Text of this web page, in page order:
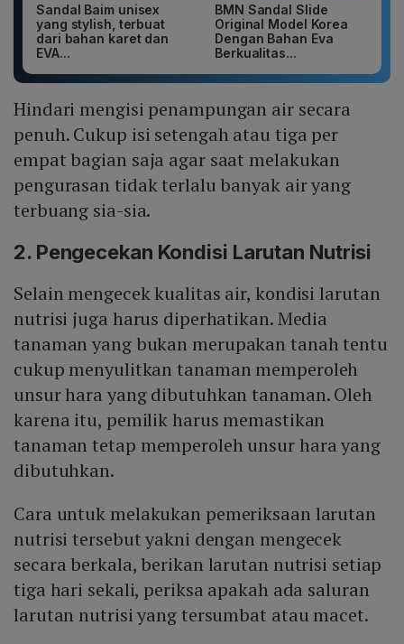
Sandal Baim unisex
yang stylish, terbuat
dari bahan karet dan
EVA...
BMN Sandal Slide
Original Model Korea
Dengan Bahan Eva
Berkualitas...
Hindari mengisi penampungan air secara
penuh. Cukup isi setengah atau tiga per
empat bagian saja agar saat melakukan
pengurasan tidak terlalu banyak air yang
terbuang sia-sia.
2. Pengecekan Kondisi Larutan Nutrisi
Selain mengecek kualitas air, kondisi larutan
nutrisi juga harus diperhatikan. Media
tanaman yang bukan merupakan tanah tentu
cukup menyulitkan tanaman memperoleh
unsur hara yang dibutuhkan tanaman. Oleh
karena itu, pemilik harus memastikan
tanaman tetap memperoleh unsur hara yang
dibutuhkan.
Cara untuk melakukan pemeriksaan larutan
nutrisi tersebut yakni dengan mengecek
secara berkala, berikan larutan nutrisi setiap
tiga hari sekali, periksa apakah ada saluran
larutan nutrisi yang tersumbat atau macet.